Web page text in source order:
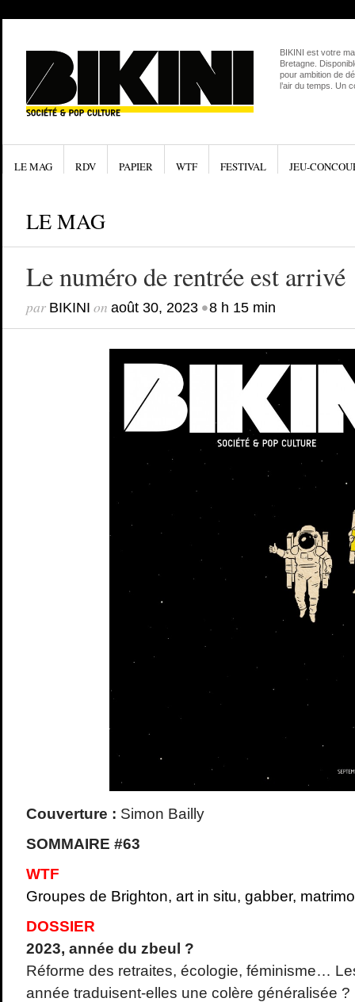
BIKINI est votre
Bretagne.
pour ambition de
l’air du temps. Un
LE MAG RDV PAPIER WTF FESTIVAL JEU-
LE MAG
Le numéro de rentrée est arrivé
par BIKINI on août 30, 2023•8 h 15 min
Couverture : Simon Bailly
SOMMAIRE #63
WTF
Groupes de Brighton, art in situ, gabber,
DOSSIER
2023, année du zbeul ?
Réforme des retraites, écologie, féminisme…
année traduisent-elles une colère généralisée ?